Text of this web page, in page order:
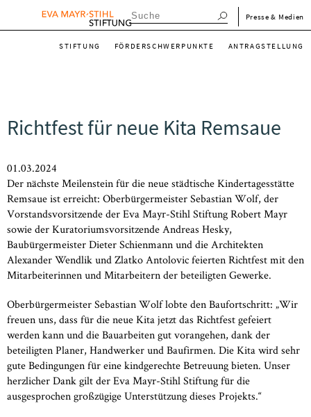
menu_meta_de
Presse & Medien
STIFTUNG FÖRDERSCHWERPUNKTE ANTRAGSTELLUNG
Richtfest für neue Kita Remsaue
01.03.2024
Der nächste Meilenstein für die neue städtische Kindertagesstätte
Remsaue ist erreicht: Oberbürgermeister Sebastian Wolf, der
Vorstandsvorsitzende der Eva Mayr-Stihl Stiftung Robert Mayr
sowie der Kuratoriumsvorsitzende Andreas Hesky,
Baubürgermeister Dieter Schienmann und die Architekten
Alexander Wendlik und Zlatko Antolovic feierten Richtfest mit den
Mitarbeiterinnen und Mitarbeitern der beteiligten Gewerke.
Oberbürgermeister Sebastian Wolf lobte den Baufortschritt: „Wir
freuen uns, dass für die neue Kita jetzt das Richtfest gefeiert
werden kann und die Bauarbeiten gut vorangehen, dank der
beteiligten Planer, Handwerker und Baufirmen. Die Kita wird sehr
gute Bedingungen für eine kindgerechte Betreuung bieten. Unser
herzlicher Dank gilt der Eva Mayr-Stihl Stiftung für die
ausgesprochen großzügige Unterstützung dieses Projekts.“